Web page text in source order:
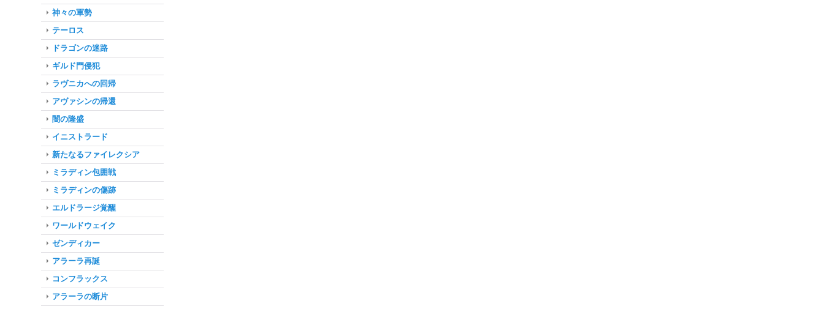
神々の軍勢
テーロス
ドラゴンの迷路
ギルド門侵犯
ラヴニカへの回帰
アヴァシンの帰還
闇の隆盛
イニストラード
新たなるファイレクシア
ミラディン包囲戦
ミラディンの傷跡
エルドラージ覚醒
ワールドウェイク
ゼンディカー
アラーラ再誕
コンフラックス
アラーラの断片